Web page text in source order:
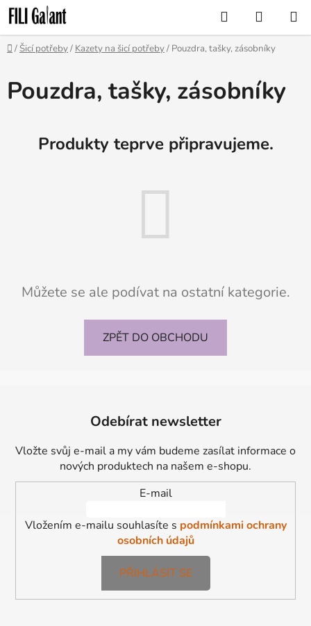
Přejít
na
obsah
Hledat
KOŠÍK
Domů
/ Šicí potřeby/ Kazety na šicí potřeby/ Pouzdra, tašky, zásobníky
Pouzdra, tašky, zásobníky
Produkty teprve připravujeme.
Můžete se ale podívat na ostatní kategorie.
ZPĚT DO OBCHODU
Odebírat newsletter
Vložte svůj e-mail a my vám budeme zasílat informace o
nových produktech na našem e-shopu.
E-mail
Vložením e-mailu souhlasíte s podmínkami ochrany
osobních údajů
PŘIHLÁSIT SE